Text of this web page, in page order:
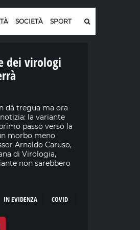
SOCIETÀ SPORT
dei virologi
dà tregua ma ora
la variante
passo verso la
morbo meno
Arnaldo Caruso,
di Virologia,
non sarebbero
COVID
IN EVIDENZA